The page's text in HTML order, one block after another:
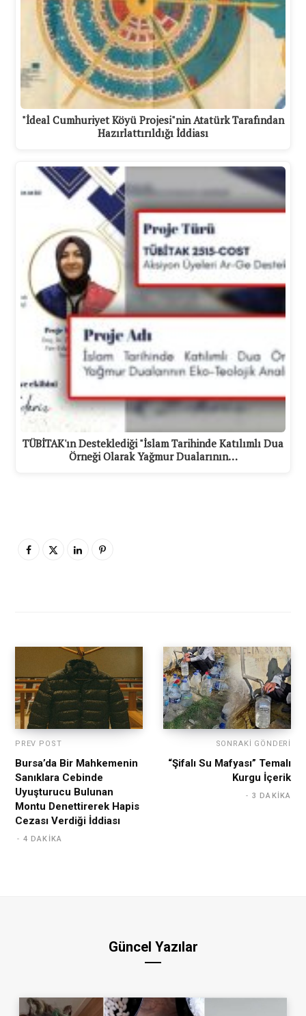
"İdeal Cumhuriyet Köyü Projesi"nin Atatürk Tarafından
Hazırlattırıldığı İddiası
TÜBİTAK'ın Desteklediği "İslam Tarihinde Katılımlı Dua
Örneği Olarak Yağmur Dualarının…
PREV POST
Bursa’da Bir Mahkemenin
Sanıklara Cebinde
Uyuşturucu Bulunan
Montu Denettirerek Hapis
Cezası Verdiği İddiası
4 DAKIKA
SONRAKI GÖNDERI
“Şifalı Su Mafyası” Temalı
Kurgu İçerik
3 DAKIKA
Güncel Yazılar